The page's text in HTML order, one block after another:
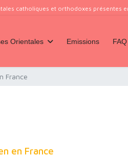
catholiques et orthodoxes présentes
Orientales Emissions
France
en France